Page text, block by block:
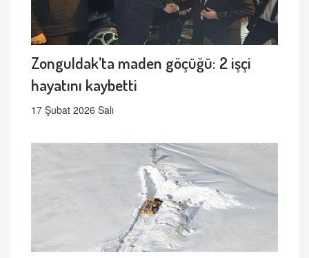
Zonguldak’ta maden göçüğü: 2 işçi
hayatını kaybetti
17 Şubat 2026 Salı